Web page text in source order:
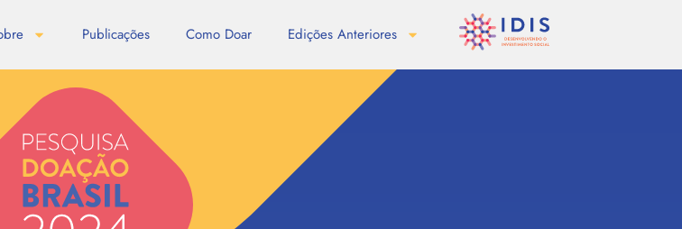
Publicações Como Doar Edições Anteriores